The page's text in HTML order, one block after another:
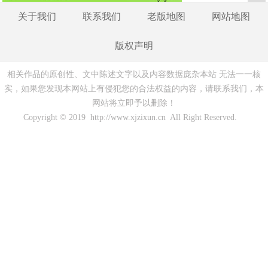
关于我们 联系我们 老版地图 网站地图
版权声明
相关作品的原创性、文中陈述文字以及内容数据庞杂本站 无法一一核
实，如果您发现本网站上有侵犯您的合法权益的内容，请联系我们，本
网站将立即予以删除！
Copyright © 2019 http://www.xjzixun.cn All Right Reserved.